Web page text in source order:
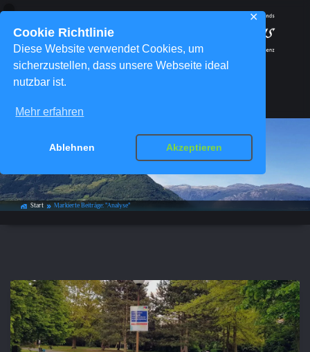
Cookie Richtlinie
Diese Website verwendet Cookies, um
sicherzustellen, dass unsere Webseite ideal
nutzbar ist.
Mehr erfahren
Ablehnen Akzeptieren
✕
Schlagwort-Archiv:Analyse
home_work Start double_arrow Markierte Beiträge: "Analyse"